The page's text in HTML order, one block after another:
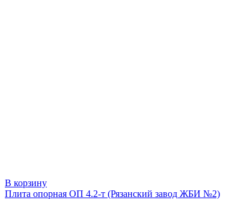
В корзину
Плита опорная ОП 4.2-т (Рязанский завод ЖБИ №2)